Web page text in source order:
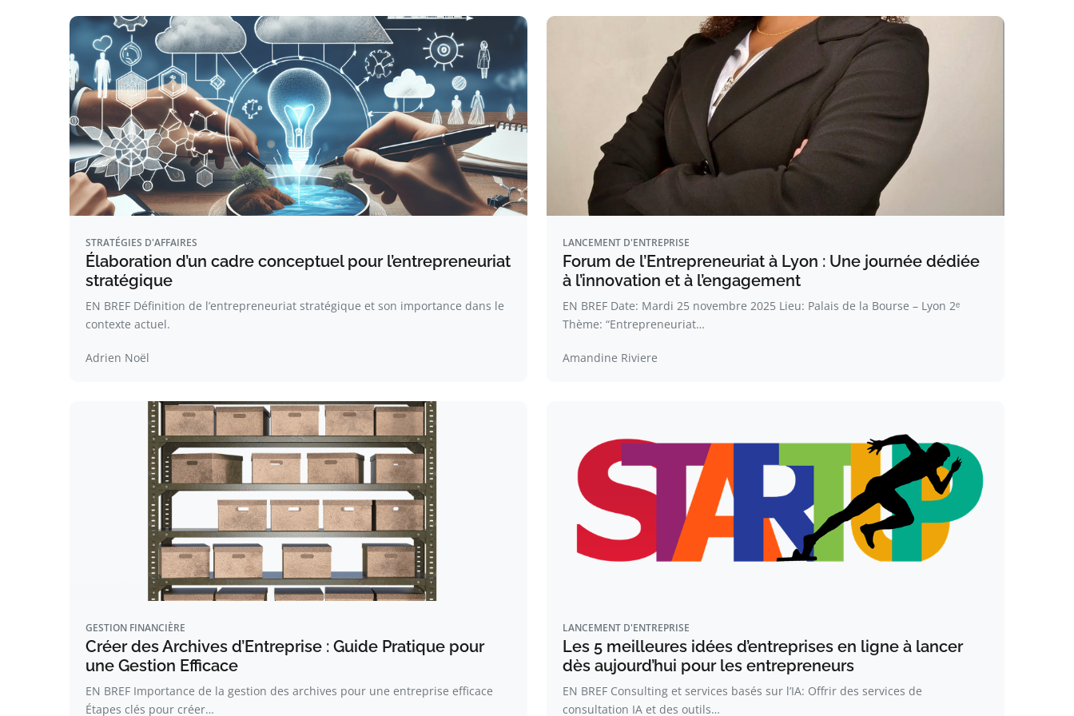
STRATÉGIES D'AFFAIRES
Élaboration d’un cadre conceptuel pour l’entrepreneuriat
stratégique
EN BREF Définition de l’entrepreneuriat stratégique et son importance dans le
contexte actuel.
Adrien Noël
LANCEMENT D'ENTREPRISE
Forum de l’Entrepreneuriat à Lyon : Une journée dédiée
à l’innovation et à l’engagement
EN BREF Date: Mardi 25 novembre 2025 Lieu: Palais de la Bourse – Lyon 2ᵉ
Thème: “Entrepreneuriat…
Amandine Riviere
GESTION FINANCIÈRE
Créer des Archives d’Entreprise : Guide Pratique pour
une Gestion Efficace
EN BREF Importance de la gestion des archives pour une entreprise efficace
Étapes clés pour créer…
LANCEMENT D'ENTREPRISE
Les 5 meilleures idées d’entreprises en ligne à lancer
dès aujourd’hui pour les entrepreneurs
EN BREF Consulting et services basés sur l’IA: Offrir des services de
consultation IA et des outils…